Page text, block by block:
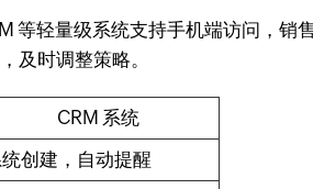
等轻量级系统支持手机端访问，
及时调整策略。
CRM 系统
创建，自动提醒